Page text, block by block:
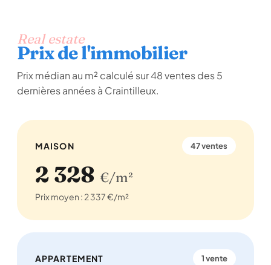
Real estate
Prix de l'immobilier
Prix médian au m² calculé sur 48 ventes des 5
dernières années à Craintilleux.
MAISON 47 ventes
2 328 €/m²
Prix moyen : 2 337 €/m²
APPARTEMENT 1 vente